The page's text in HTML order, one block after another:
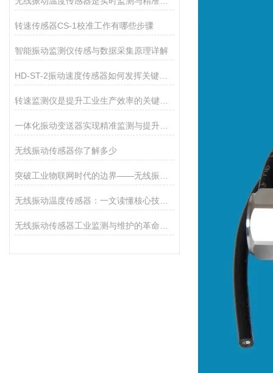
转速传感器CS-1校准工作有哪些步骤
智能振动监测仪传感与数据采集原理详解
无线振动传感器你了解多少